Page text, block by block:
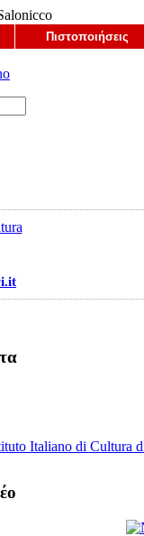
Πιστοποιήσεις
Italiano di Cultura